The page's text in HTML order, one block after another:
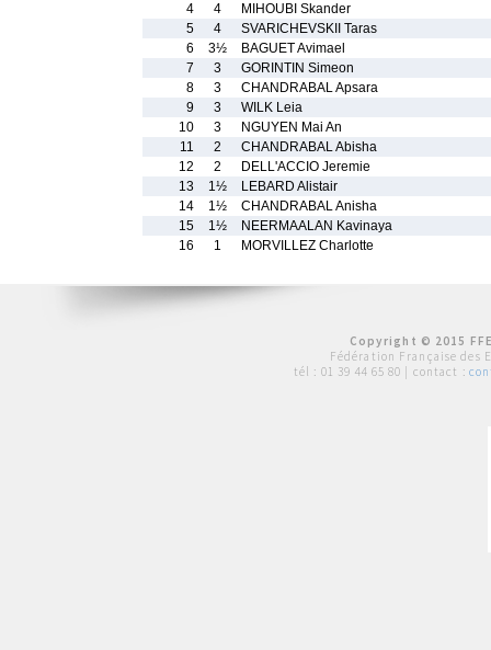
4
4
MIHOUBI Skander
5
4
SVARICHEVSKII Taras
6
3½
BAGUET Avimael
7
3
GORINTIN Simeon
8
3
CHANDRABAL Apsara
9
3
WILK Leia
10
3
NGUYEN Mai An
11
2
CHANDRABAL Abisha
12
2
DELL'ACCIO Jeremie
13
1½
LEBARD Alistair
14
1½
CHANDRABAL Anisha
15
1½
NEERMAALAN Kavinaya
16
1 MORVILLEZ Charlotte
Copyright © 2015
Fédération Française des
tél : 01 39 44 65 80 | contact :